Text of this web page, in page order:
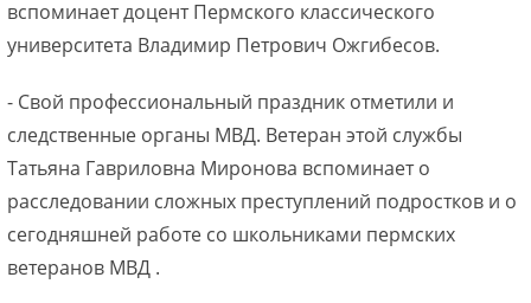
вспоминает доцент Пермского классического
университета Владимир Петрович Ожгибесов.
- Свой профессиональный праздник отметили и
следственные органы МВД. Ветеран этой службы
Татьяна Гавриловна Миронова вспоминает о
расследовании сложных преступлений подростков и о
сегодняшней работе со школьниками пермских
ветеранов МВД .